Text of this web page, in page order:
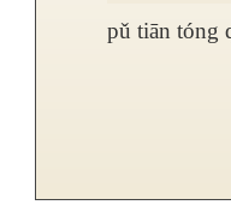
pǔ tiān tóng